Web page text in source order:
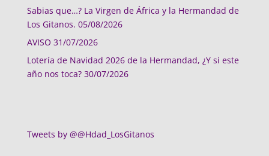
Sabias que…? La Virgen de África y la Hermandad de
Los Gitanos. 05/08/2026
AVISO 31/07/2026
Lotería de Navidad 2026 de la Hermandad, ¿Y si este
año nos toca? 30/07/2026
Tweets by @@Hdad_LosGitanos